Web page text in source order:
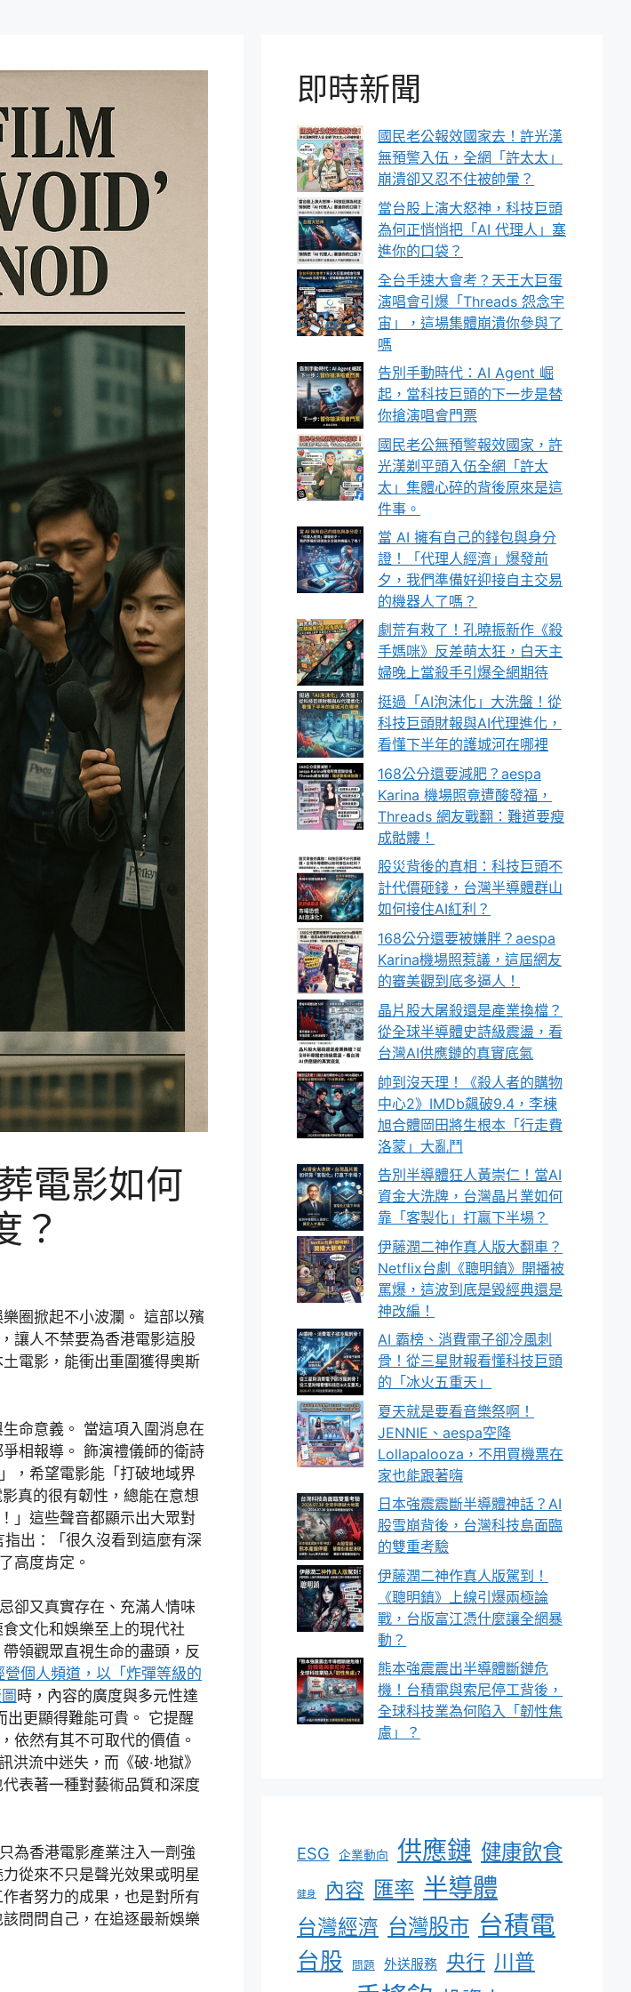
電影如何
？
圈掀起不小波瀾。 這部以殯
讓人不禁要為香港電影這股
電影，能衝出重圍獲得奧斯
命意義。 當這項入圍消息在
爭相報導。 飾演禮儀師的衛詩
，希望電影能「打破地域界
真的很有韌性，總能在意想
」這些聲音都顯示出大眾對
出：「很久沒看到這麼有深
高度肯定。
卻又真實存在、充滿人情味
文化和娛樂至上的現代社
領觀眾直視生命的盡頭，反
個人頻道，以「炸彈等級的
時，內容的廣度與多元性達
出更顯得難能可貴。 它提醒
依然有其不可取代的價值。
流中迷失，而《破·地獄》
表著一種對藝術品質和深度
為香港電影產業注入一劑強
從來不只是聲光效果或明星
者努力的成果，也是對所有
問問自己，在追逐最新娛樂
即時新聞
國民老公報效國家去！許光漢
無預警入伍，全網「許太太」
崩潰卻又忍不住被帥暈？
當台股上演大怒神，科技巨頭
為何正悄悄把「AI 代理人」塞
進你的口袋？
全台手速大會考？天王大巨蛋
演唱會引爆「Threads 怨念宇
宙」，這場集體崩潰你參與了
嗎
告別手動時代：AI Agent 崛
起，當科技巨頭的下一步是替
你搶演唱會門票
國民老公無預警報效國家，許
光漢剃平頭入伍全網「許太
太」集體心碎的背後原來是這
件事。
當 AI 擁有自己的錢包與身分
證！「代理人經濟」爆發前
夕，我們準備好迎接自主交易
的機器人了嗎？
劇荒有救了！孔曉振新作《殺
手媽咪》反差萌太狂，白天主
婦晚上當殺手引爆全網期待
挺過「AI泡沫化」大洗盤！從
科技巨頭財報與AI代理進化，
看懂下半年的護城河在哪裡
168公分還要減肥？aespa
Karina 機場照竟遭酸發福，
Threads 網友戰翻：難道要瘦
成骷髏！
股災背後的真相：科技巨頭不
計代價砸錢，台灣半導體群山
如何接住AI紅利？
168公分還要被嫌胖？aespa
Karina機場照惹議，這屆網友
的審美觀到底多逼人！
晶片股大屠殺還是產業換檔？
從全球半導體史詩級震盪，看
台灣AI供應鏈的真實底氣
帥到沒天理！《殺人者的購物
中心2》IMDb飆破9.4，李棟
旭合體岡田將生根本「行走費
洛蒙」大亂鬥
告別半導體狂人黃崇仁！當AI
資金大洗牌，台灣晶片業如何
靠「客製化」打贏下半場？
伊藤潤二神作真人版大翻車？
Netflix台劇《聰明鎮》開播被
罵爆，這波到底是毀經典還是
神改編！
AI 霸榜、消費電子卻冷風刺
骨！從三星財報看懂科技巨頭
的「冰火五重天」
夏天就是要看音樂祭啊！
JENNIE、aespa空降
Lollapalooza，不用買機票在
家也能跟著嗨
日本強震震斷半導體神話？AI
股雪崩背後，台灣科技島面臨
的雙重考驗
伊藤潤二神作真人版駕到！
《聰明鎮》上線引爆兩極論
戰，台版富江憑什麼讓全網暴
動？
熊本強震震出半導體斷鏈危
機！台積電與索尼停工背後，
全球科技業為何陷入「韌性焦
慮」？
ESG 企業動向 供應鏈 健康飲食
健身 內容 匯率 半導體
台灣經濟 台灣股市 台積電
台股 問題 外送服務 央行 川普